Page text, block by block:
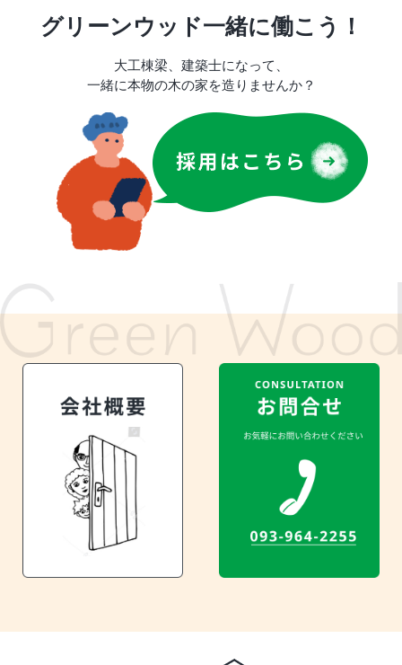
グリーンウッド一緒に働こう！
大工棟梁、建築士になって、
一緒に本物の木の家を造りませんか？